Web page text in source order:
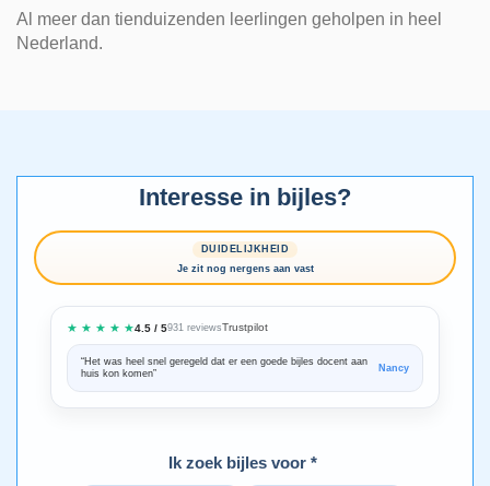
Al meer dan tienduizenden leerlingen geholpen in heel
Nederland.
Interesse in bijles?
DUIDELIJKHEID
Je zit nog nergens aan vast
★ ★ ★ ★ ★4.5 / 5931 reviewsTrustpilot
“Het was heel snel geregeld dat er een goede bijles docent aan
huis kon komen”
Nancy
Ik zoek bijles voor *